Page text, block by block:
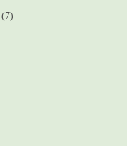
(7)